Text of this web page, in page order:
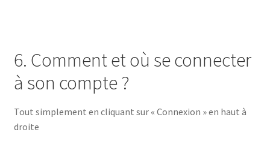
6. Comment et où se connecter
à son compte ?
Tout simplement en cliquant sur « Connexion » en haut à
droite